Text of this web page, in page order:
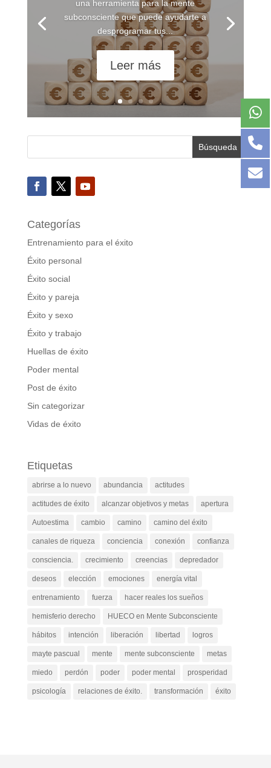
una herramienta para la mente
subconsciente que puede ayudarte a
desprogramar tus...
Leer más
Categorías
Entrenamiento para el éxito
Éxito personal
Éxito social
Éxito y pareja
Éxito y sexo
Éxito y trabajo
Huellas de éxito
Poder mental
Post de éxito
Sin categorizar
Vidas de éxito
Etiquetas
abrirse a lo nuevo abundancia actitudes
actitudes de éxito alcanzar objetivos y metas apertura
Autoestima cambio camino camino del éxito
canales de riqueza conciencia conexión confianza
consciencia. crecimiento creencias depredador
deseos elección emociones energía vital
entrenamiento fuerza hacer reales los sueños
hemisferio derecho HUECO en Mente Subconsciente
hábitos intención liberación libertad logros
mayte pascual mente mente subconsciente metas
miedo perdón poder poder mental prosperidad
psicología relaciones de éxito. transformación éxito